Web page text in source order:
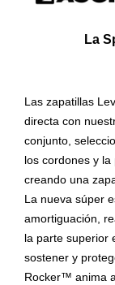
La
Las zapatillas
directa con
conjunto,
los cordones y la
creando una
La nueva súper
amortiguación,
la parte superior
sostener y
Rocker™ anima